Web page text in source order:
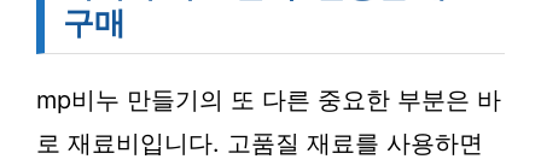
구매
mp비누 만들기의 또 다른 중요한 부분은 바
로 재료비입니다. 고품질 재료를 사용하면